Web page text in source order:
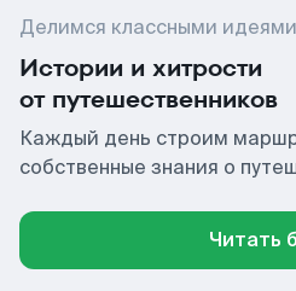
Делимся классными идеями
Истории и хитрости
от путешественников
Каждый день строим
собственные знания о
Читать